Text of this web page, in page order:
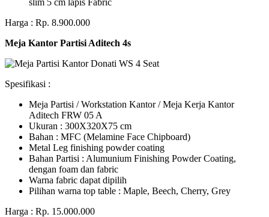
slim 5 cm lapis Fabric
Harga : Rp. 8.900.000
Meja Kantor Partisi Aditech 4s
Spesifikasi :
Meja Partisi / Workstation Kantor / Meja Kerja Kantor
Aditech FRW 05 A
Ukuran : 300X320X75 cm
Bahan : MFC (Melamine Face Chipboard)
Metal Leg finishing powder coating
Bahan Partisi : Alumunium Finishing Powder Coating,
dengan foam dan fabric
Warna fabric dapat dipilih
Pilihan warna top table : Maple, Beech, Cherry, Grey
Harga : Rp. 15.000.000